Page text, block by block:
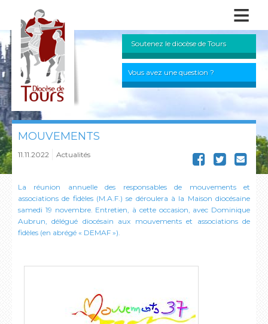
≡
Soutenez le diocèse de Tours
Vous avez une question ?
MOUVEMENTS
11.11.2022 Actualités
La réunion annuelle des responsables de mouvements et
associations de fidèles (M.A.F.) se déroulera à la Maison diocésaine
samedi 19 novembre. Entretien, à cette occasion, avec Dominique
Aubrun, délégué diocésain aux mouvements et associations de
fidèles (en abrégé « DEMAF »).